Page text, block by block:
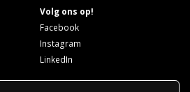
Volg ons op!
Facebook
Instagram
LinkedIn